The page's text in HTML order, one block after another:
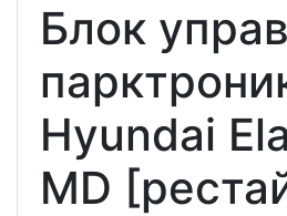
Блок
Hyundai
MD